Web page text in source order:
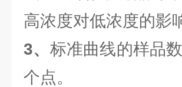
高浓度对低浓度的影
3、 标准曲线的样品
个点。